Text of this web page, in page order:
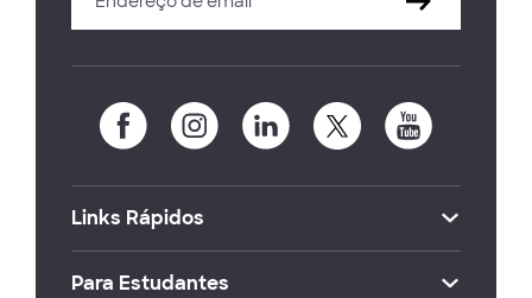
Links Rápidos
Para Estudantes